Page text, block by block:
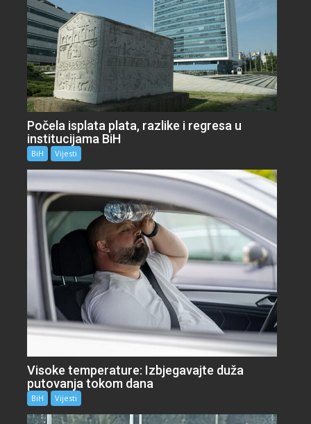
Počela isplata plata, razlike i regresa u
institucijama BiH
BiH Vijesti
Visoke temperature: Izbjegavajte duža
putovanja tokom dana
BiH Vijesti